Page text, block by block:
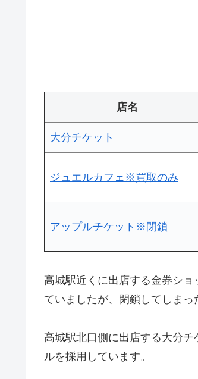
店名
大分チケット
ジュエルカフェ※買取のみ
アップルチケット※閉鎖
高城駅近くに出店する金券シ
ていましたが、閉鎖してしまっ
高城駅北口側に出店する大分
ルを採用しています。